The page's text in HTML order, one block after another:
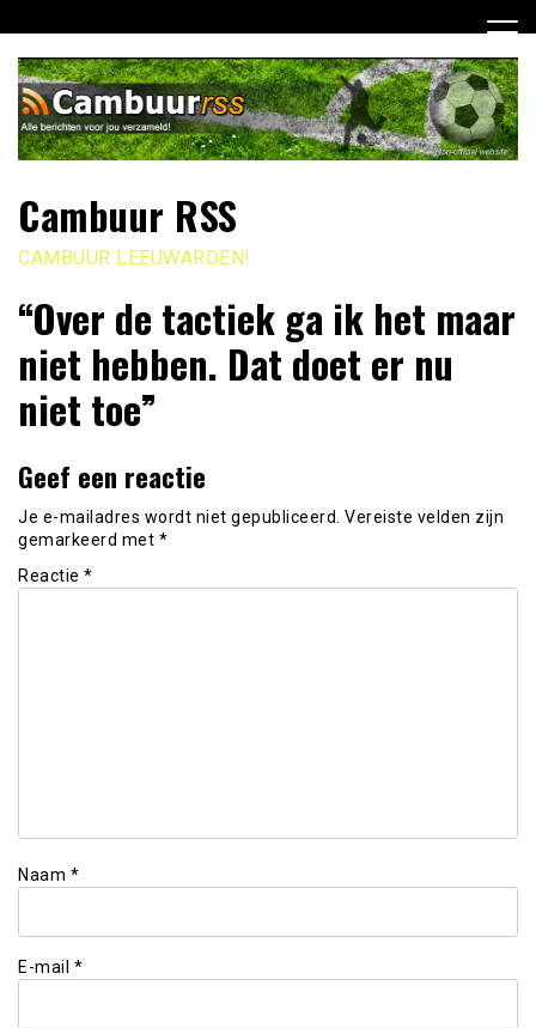
naar
inhoud
Cambuur RSS
CAMBUUR LEEUWARDEN!
“Over de tactiek ga ik het maar
niet hebben. Dat doet er nu
niet toe”
Geef een reactie
Je e-mailadres wordt niet gepubliceerd. Vereiste velden zijn
gemarkeerd met *
Reactie *
Naam *
E-mail *